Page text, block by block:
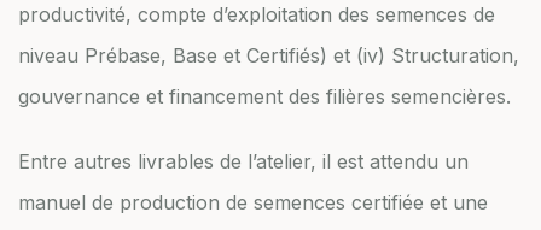
productivité, compte d’exploitation des semences de
niveau Prébase, Base et Certifiés) et (iv) Structuration,
gouvernance et financement des filières semencières.
Entre autres livrables de l’atelier, il est attendu un
manuel de production de semences certifiée et une